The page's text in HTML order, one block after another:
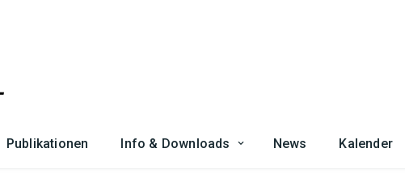
Publikationen Info & Downloads News Kalender